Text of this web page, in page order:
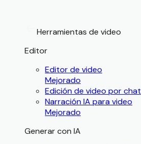
Herramientas de video
Editor
Editor de video
Mejorado
Edición de video por chat
Narración IA para video
Mejorado
Generar con IA